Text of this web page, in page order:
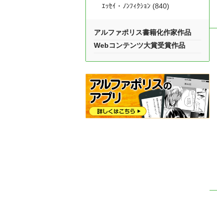
ｴｯｾｲ・ﾉﾝﾌｨｸｼｮﾝ (840)
アルファポリス書籍化作家作品
Webコンテンツ大賞受賞作品